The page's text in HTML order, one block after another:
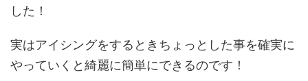
した！
実はアイシングをするときちょっとした事を確実に
やっていくと綺麗に簡単にできるのです！